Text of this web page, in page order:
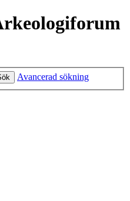
Avancerad sökning